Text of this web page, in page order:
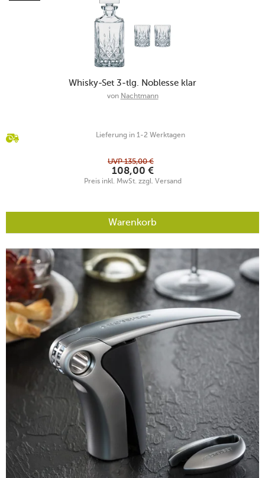
Whisky-Set 3-tlg. Noblesse klar
von Nachtmann
Lieferung in 1-2 Werktagen
UVP135,00 €
108,00 €
Preis inkl. MwSt. zzgl. Versand
Warenkorb